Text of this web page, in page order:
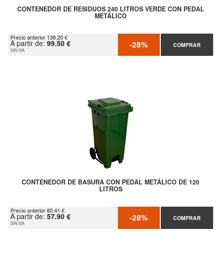
CONTENEDOR DE RESIDUOS 240 LITROS VERDE CON PEDAL
METÁLICO
Precio anterior 138.20 €
A partir de: 99.50 €
SIN IVA -28% COMPRAR
CONTENEDOR DE BASURA CON PEDAL METÁLICO DE 120
LITROS
Precio anterior 80.41 €
A partir de: 57.90 €
SIN IVA -28% COMPRAR